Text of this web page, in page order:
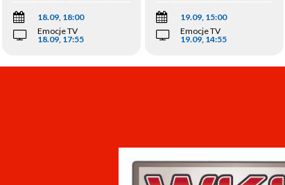
18.09, 18:00
Emocje TV
18.09, 17:55
19.09, 15:00
Emocje TV
19.09, 14:55